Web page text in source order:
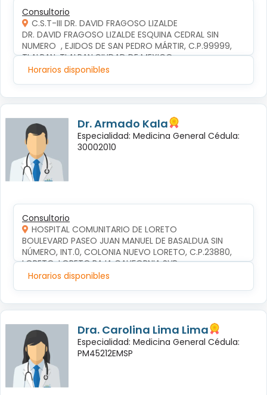
Consultorio
C.S.T-III DR. DAVID FRAGOSO LIZALDE
DR. DAVID FRAGOSO LIZALDE ESQUINA CEDRAL SIN
NUMERO  , EJIDOS DE SAN PEDRO MÁRTIR, C.P.99999,
TLALPAN, TLALPAN,CIUDAD DE MEXICO
Horarios disponibles
Dr. Armado Kala
Especialidad: Medicina General Cédula:
30002010
Consultorio
HOSPITAL COMUNITARIO DE LORETO
BOULEVARD PASEO JUAN MANUEL DE BASALDUA SIN
NÚMERO, INT.0, COLONIA NUEVO LORETO, C.P.23880,
LORETO, LORETO,BAJA CALIFORNIA SUR
Horarios disponibles
Dra. Carolina Lima Lima
Especialidad: Medicina General Cédula:
PM45212EMSP